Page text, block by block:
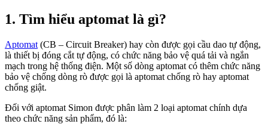
1. Tìm hiểu aptomat là gì?
Aptomat (CB – Circuit Breaker) hay còn được gọi cầu dao tự động,
là thiết bị đóng cắt tự động, có chức năng bảo vệ quá tải và ngắn
mạch trong hệ thống điện. Một số dòng aptomat có thêm chức năng
bảo vệ chống dòng rò được gọi là aptomat chống rò hay aptomat
chống giật.
Đối với aptomat Simon được phân làm 2 loại aptomat chính dựa
theo chức năng sản phẩm, đó là: